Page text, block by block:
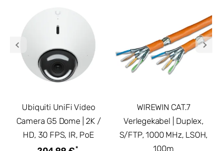
Ubiquiti UniFi Video
Camera G5 Dome | 2K /
HD, 30 FPS, IR, PoE
*
WIREWIN CAT.7
Verlegekabel | Duplex,
S/FTP, 1000 MHz, LSOH,
100m